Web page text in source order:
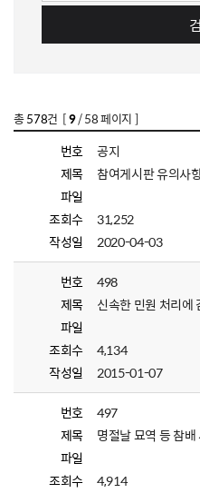
총578건 [9/ 58 페이지 ]
번호
공지
제목
참여게시판 유의사
파일
조회수
31,252
작성일
2020-04-03
번호
498
제목
신속한 민원 처리에
파일
조회수
4,134
작성일
2015-01-07
번호
497
제목
명절날 묘역 등 참
파일
조회수
4,914